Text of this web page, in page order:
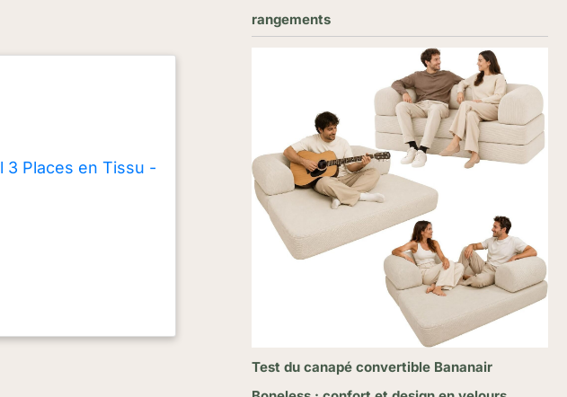
3 Places en Tissu -
rangements
Test du canapé convertible Bananair